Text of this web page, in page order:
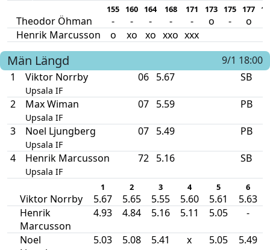
155 160 164 168 171 173 175 177
Theodor Öhman - - - - - o - o
Henrik Marcusson
o xo xo xxo xxx
Män Längd
9/1 18:00
1
Viktor Norrby
Upsala IF
06 5.67 SB
2 Max Wiman
Upsala IF
07 5.59 PB
3 Noel Ljungberg
Upsala IF
07 5.49 PB
4 Henrik Marcusson
Upsala IF
72 5.16 SB
1 2 3 4 5 6
Viktor Norrby 5.67 5.65 5.55 5.60 5.61
5.63
Henrik
Marcusson
4.93 4.84 5.16 5.11 5.05 -
Noel
5.03 5.08 5.41 x 5.05 5.49